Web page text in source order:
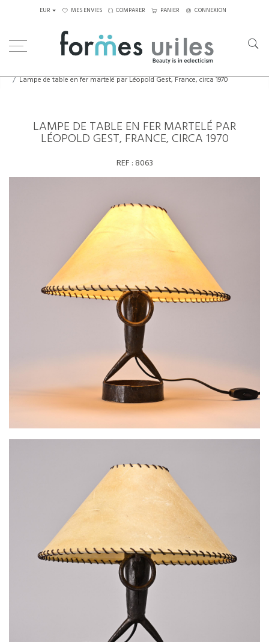
EUR MES ENVIES COMPARER PANIER CONNEXION
Lampe de table en fer martelé par Léopold Gest, France, circa 1970
LAMPE DE TABLE EN FER MARTELÉ PAR
LÉOPOLD GEST, FRANCE, CIRCA 1970
REF : 8063